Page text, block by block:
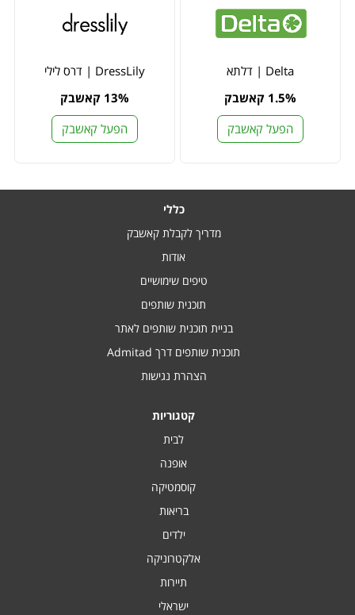
Delta | דלתא
1.5% קאשבק
הפעל קאשבק
DressLily | דרס לילי
13% קאשבק
הפעל קאשבק
כללי
מדריך לקבלת קאשבק
אודות
טיפים שימושיים
תוכנית שותפים
בניית תוכנית שותפים לאתר
תוכנית שותפים דרך Admitad
הצהרת נגישות
קטגוריות
לבית
אופנה
קוסמטיקה
בריאות
ילדים
אלקטרוניקה
תיירות
ישראלי